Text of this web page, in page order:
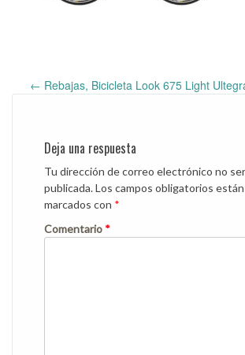
Post
← Rebajas, Bicicleta Look 675 Light
Deja una respuesta
Tu dirección de correo electrónico no
publicada.Los campos obligatorios están
marcados con *
Comentario *